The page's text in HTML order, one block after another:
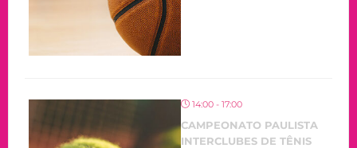
14:00 - 17:00
CAMPEONATO PAULISTA
INTERCLUBES DE TÊNIS